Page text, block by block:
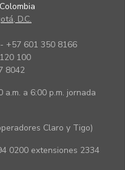
D.C.
+57 601 350 8166
100
8042
a.m. a 6:00 p.m. jornada
Claro y Tigo)
0200 extensiones 2334